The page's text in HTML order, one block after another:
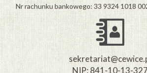
Nr rachunku bankowego: 33 9324 1018
NIP: 841-10-13-